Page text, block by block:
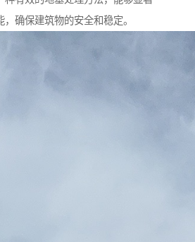
确保建筑物的安全和稳定。